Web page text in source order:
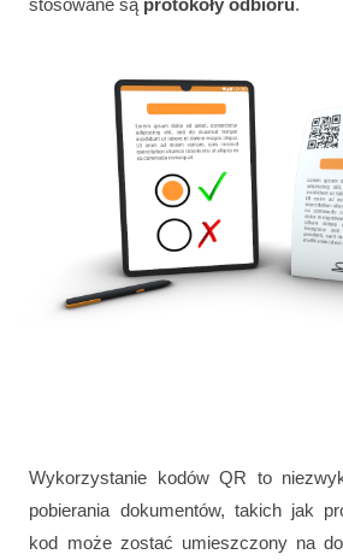
Wykorzystanie kodów QR to
pobierania dokumentów, takich jak
kod może zostać umieszczony na